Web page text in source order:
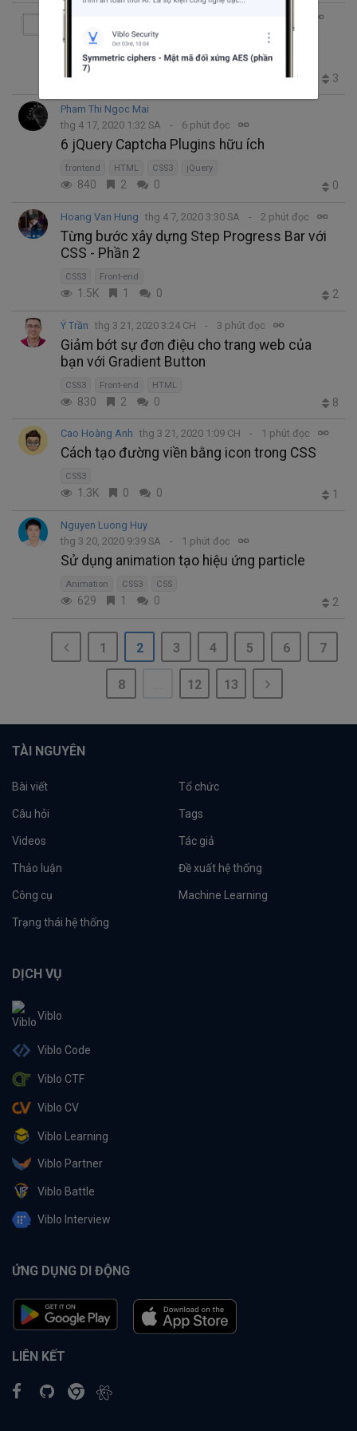
Huỳnh Đắc Phú
Những thuộc tính thú vị trong CSS P1
Front-end CSS3
977 3
Pham Thi Ngoc Mai
thg 4 17, 2020 1:32 SA
6 phút đọc
6 jQuery Captcha Plugins hữu ích
frontend HTML CSS3 jQuery
840 2 0 0
Hoang Van Hung thg 4 7, 2020 3:30 SA 2 phút đọc
Từng bước xây dựng Step Progress Bar với
CSS - Phần 2
CSS3 Front-end
1.5K 1 0 2
Ý Trần thg 3 21, 2020 3:24 CH 3 phút đọc
Giảm bớt sự đơn điệu cho trang web của
bạn với Gradient Button
CSS3 Front-end HTML
830 2 0 8
Cao Hoàng Anh thg 3 21, 2020 1:09 CH 1 phút đọc
Cách tạo đường viền bằng icon trong CSS
CSS3
1.3K 0 0 1
Nguyen Luong Huy
thg 3 20, 2020 9:39 SA
1 phút đọc
Sử dụng animation tạo hiệu ứng particle
Animation CSS3 CSS
629 1 0 2
1 2 3 4 5 6 7
8 12 13
TÀI NGUYÊN
Bài viết Tổ chức
Câu hỏi Tags
Videos Tác giả
Thảo luận Đề xuất hệ thống
Công cụ Machine Learning
Trạng thái hệ thống
DỊCH VỤ
Viblo
Viblo Code
Viblo CTF
Viblo CV
Viblo Learning
Viblo Partner
Viblo Battle
Viblo Interview
ỨNG DỤNG DI ĐỘNG
LIÊN KẾT